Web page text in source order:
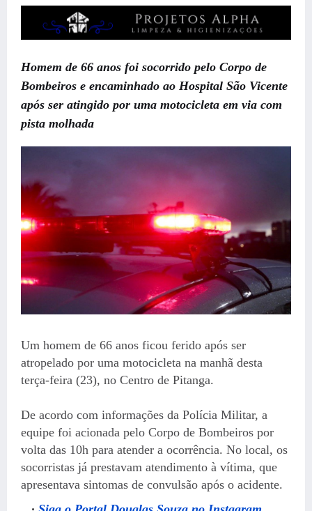
Homem de 66 anos foi socorrido pelo Corpo de
Bombeiros e encaminhado ao Hospital São Vicente
após ser atingido por uma motocicleta em via com
pista molhada
Um homem de 66 anos ficou ferido após ser
atropelado por uma motocicleta na manhã desta
terça-feira (23), no Centro de Pitanga.
De acordo com informações da Polícia Militar, a
equipe foi acionada pelo Corpo de Bombeiros por
volta das 10h para atender a ocorrência. No local, os
socorristas já prestavam atendimento à vítima, que
apresentava sintomas de convulsão após o acidente.